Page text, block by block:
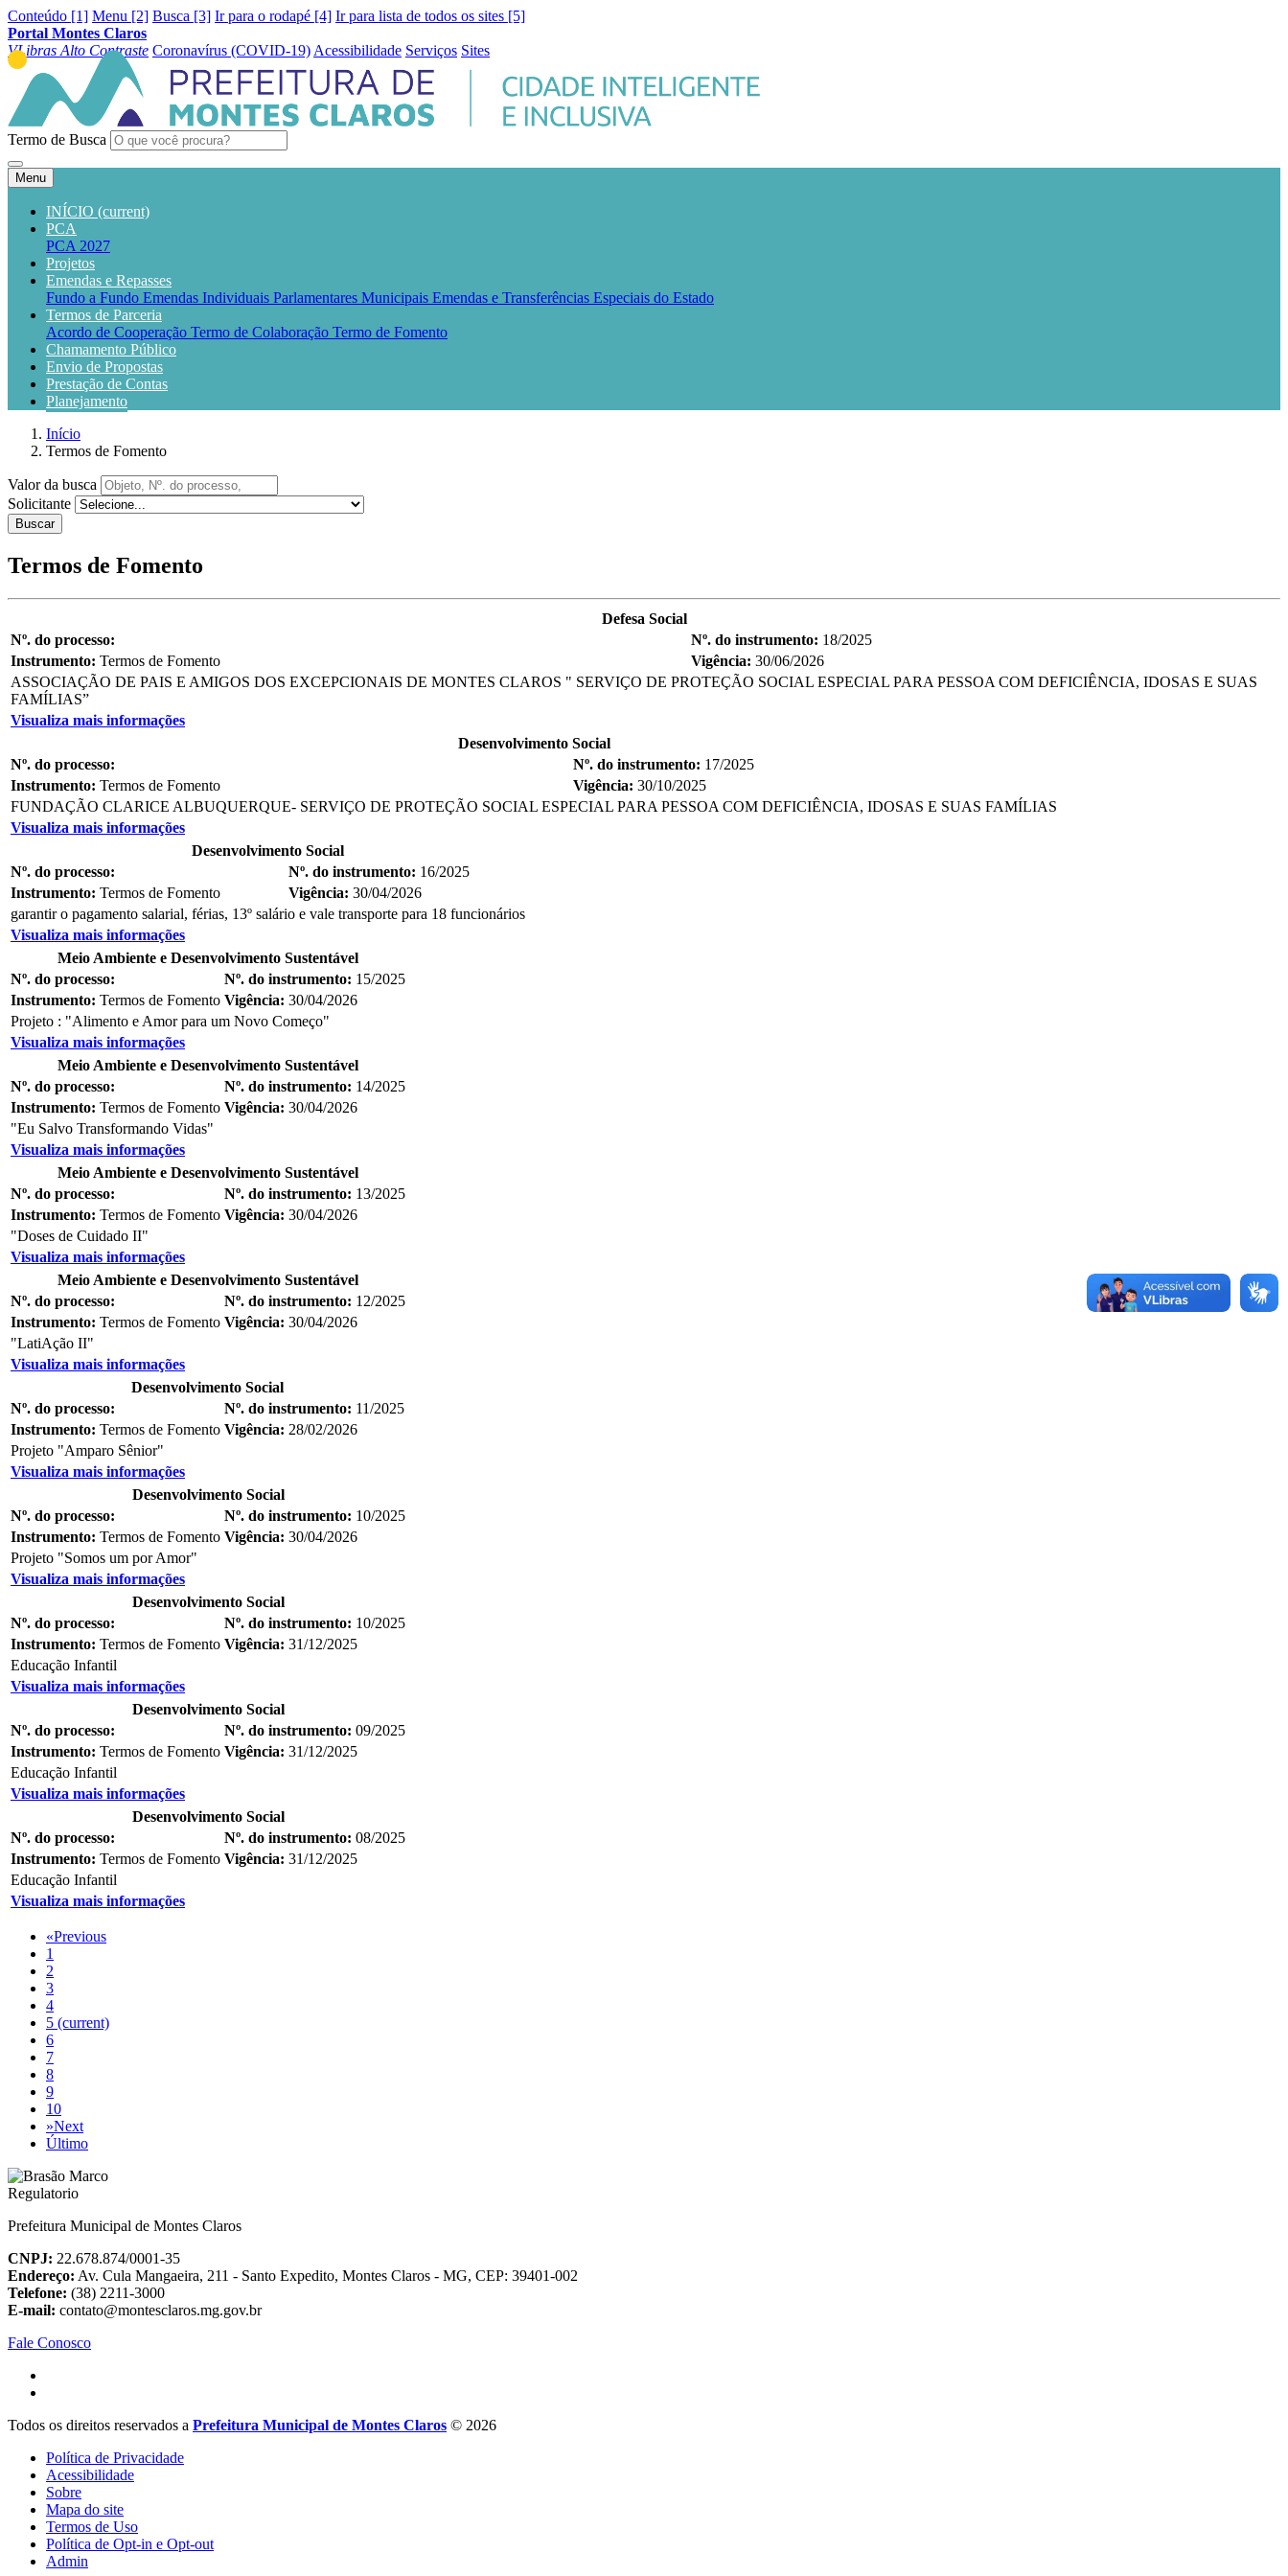
Conteúdo [1] Menu [2] Busca [3] Ir para o rodapé [4] Ir para lista de todos os sites [5]
Portal Montes Claros
VLibras Alto Contraste Coronavírus (COVID-19) Acessibilidade Serviços Sites
Termo de Busca
Menu
INÍCIO (current)
PCA
PCA 2027
Projetos
Emendas e Repasses
Fundo a Fundo Emendas Individuais Parlamentares Municipais Emendas e Transferências Especiais do Estado
Termos de Parceria
Acordo de Cooperação Termo de Colaboração Termo de Fomento
Chamamento Público
Envio de Propostas
Prestação de Contas
Planejamento
Início
Termos de Fomento
Valor da busca
Solicitante
Buscar
Termos de Fomento
Defesa Social
Nº. do processo:
Nº. do instrumento: 18/2025
Instrumento: Termos de Fomento Vigência: 30/06/2026
ASSOCIAÇÃO DE PAIS E AMIGOS DOS EXCEPCIONAIS DE MONTES CLAROS " SERVIÇO DE PROTEÇÃO SOCIAL ESPECIAL PARA PESSOA COM DEFICIÊNCIA, IDOSAS E SUAS
FAMÍLIAS”
Visualiza mais informações
Desenvolvimento Social
Nº. do processo:
Nº. do instrumento: 17/2025
Instrumento: Termos de Fomento Vigência: 30/10/2025
FUNDAÇÃO CLARICE ALBUQUERQUE- SERVIÇO DE PROTEÇÃO SOCIAL ESPECIAL PARA PESSOA COM DEFICIÊNCIA, IDOSAS E SUAS FAMÍLIAS
Visualiza mais informações
Desenvolvimento Social
Nº. do processo:
Nº. do instrumento: 16/2025
Instrumento: Termos de Fomento Vigência: 30/04/2026
garantir o pagamento salarial, férias, 13º salário e vale transporte para 18 funcionários
Visualiza mais informações
Meio Ambiente e Desenvolvimento Sustentável
Nº. do processo:
Nº. do instrumento: 15/2025
Instrumento: Termos de Fomento Vigência: 30/04/2026
Projeto : "Alimento e Amor para um Novo Começo"
Visualiza mais informações
Meio Ambiente e Desenvolvimento Sustentável
Nº. do processo:
Nº. do instrumento: 14/2025
Instrumento: Termos de Fomento Vigência: 30/04/2026
"Eu Salvo Transformando Vidas"
Visualiza mais informações
Meio Ambiente e Desenvolvimento Sustentável
Nº. do processo:
Nº. do instrumento: 13/2025
Instrumento: Termos de Fomento Vigência: 30/04/2026
"Doses de Cuidado II"
Visualiza mais informações
Meio Ambiente e Desenvolvimento Sustentável
Nº. do processo:
Nº. do instrumento: 12/2025
Instrumento: Termos de Fomento Vigência: 30/04/2026
"LatiAção II"
Visualiza mais informações
Desenvolvimento Social
Nº. do processo:
Nº. do instrumento: 11/2025
Instrumento: Termos de Fomento Vigência: 28/02/2026
Projeto "Amparo Sênior"
Visualiza mais informações
Desenvolvimento Social
Nº. do processo:
Nº. do instrumento: 10/2025
Instrumento: Termos de Fomento Vigência: 30/04/2026
Projeto "Somos um por Amor"
Visualiza mais informações
Desenvolvimento Social
Nº. do processo:
Nº. do instrumento: 10/2025
Instrumento: Termos de Fomento Vigência: 31/12/2025
Educação Infantil
Visualiza mais informações
Desenvolvimento Social
Nº. do processo:
Nº. do instrumento: 09/2025
Instrumento: Termos de Fomento Vigência: 31/12/2025
Educação Infantil
Visualiza mais informações
Desenvolvimento Social
Nº. do processo:
Nº. do instrumento: 08/2025
Instrumento: Termos de Fomento Vigência: 31/12/2025
Educação Infantil
Visualiza mais informações
«Previous
1
2
3
4
5 (current)
6
7
8
9
10
»Next
Último
Prefeitura Municipal de Montes Claros
CNPJ: 22.678.874/0001-35
Endereço: Av. Cula Mangaeira, 211 - Santo Expedito, Montes Claros - MG, CEP: 39401-002
Telefone: (38) 2211-3000
E-mail: contato@montesclaros.mg.gov.br
Fale Conosco
Todos os direitos reservados a Prefeitura Municipal de Montes Claros © 2026
Política de Privacidade
Acessibilidade
Sobre
Mapa do site
Termos de Uso
Política de Opt-in e Opt-out
Admin